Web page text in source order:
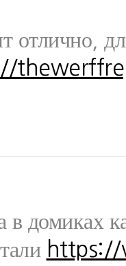
отлично,
домиках
https://